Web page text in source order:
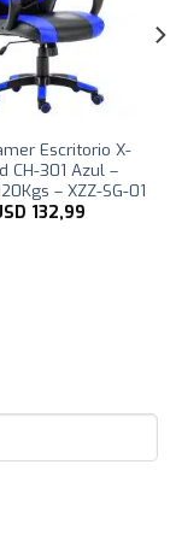
Escritorio X-
CH-301 Azul –
– XZZ-SG-01
132,99